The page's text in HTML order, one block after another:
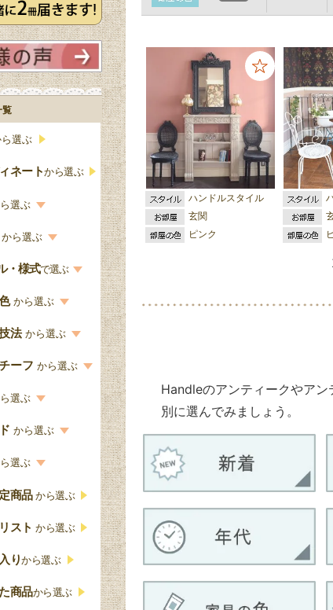
ハンドルスタイル
玄関
ピンク
Handleのアンティークやア
別に選んでみましょう。
覧
選ぶ
ネートから選ぶ
選ぶ
を見る
しゃれ
しゃれ
ン
ス
おしゃれ
ット
から選ぶ
から選ぶ一覧
・ダイニング
・様式で選ぶ
一覧
ンティーク
ラシック
ベス様式
アン
から選ぶ
一覧
ード色
パイ色
法 から選ぶ
技法の一覧
ーケットリー
ーケットリー
ーフ から選ぶ
覧
ント
ップワーク
ィング
選ぶ
覧
材
ー
から選ぶ
一覧
オリジナル
ムモリス
選ぶ
一覧
ーク
ジ
商品から選ぶ
スト から選ぶ
りから選ぶ
商品から選ぶ